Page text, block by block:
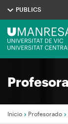
principal
Menú
UManresa
PUBLICS
Navegació
Inicio Profesorado